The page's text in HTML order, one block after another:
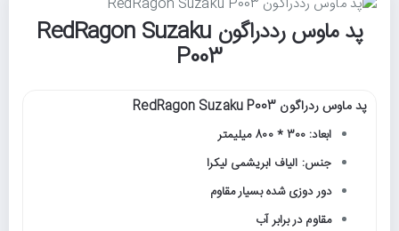
پد ماوس رددراگون RedRagon Suzaku
P003
پد ماوس ردراگون RedRagon Suzaku P003
ابعاد: 300 * 800 میلیمتر
جنس: الیاف ابریشمی لیکرا
دور دوزی شده بسیار مقاوم
مقاوم در برابر آب